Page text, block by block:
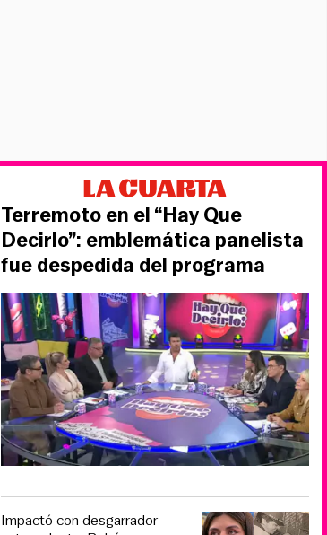
Terremoto en el “Hay Que
Decirlo”: emblemática panelista
fue despedida del programa
Impactó con desgarrador